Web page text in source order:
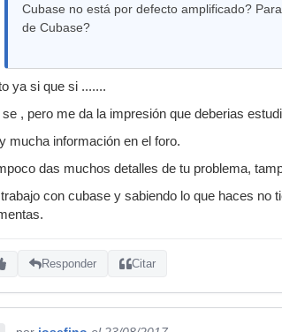
Cubase no está por defecto amplificado?
de Cubase?
ya si que si .......
se , pero me da la impresión que deberias
mucha información en el foro.
das muchos detalles de tu problema,
con cubase y sabiendo lo que haces no
Responder Citar